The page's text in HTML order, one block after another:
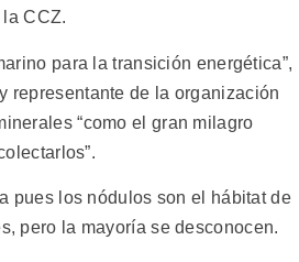
CCZ.
para la transición energética”,
representante de la organización
“como el gran milagro
pues los nódulos son el hábitat de
pero la mayoría se desconocen.